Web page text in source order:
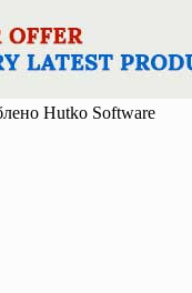
Hutko Software